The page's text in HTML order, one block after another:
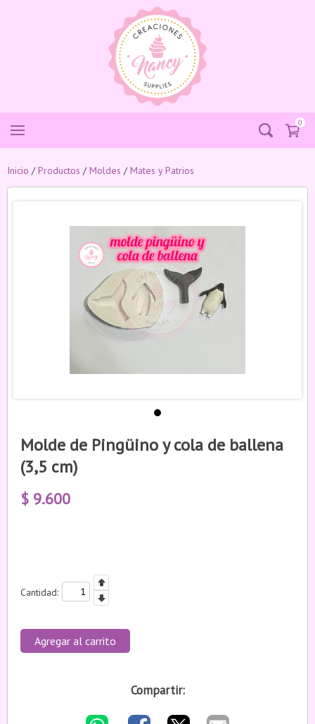
0
Inicio /Productos /Moldes /Mates y Patrios
Molde de Pingüino y cola de ballena
(3,5 cm)
$ 9.600
Cantidad:
Agregar al carrito
Compartir: